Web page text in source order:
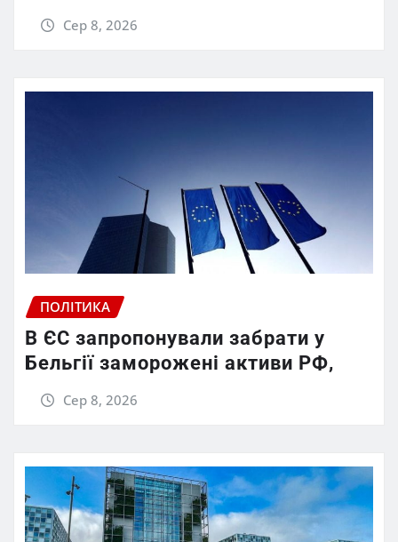
Сер 8, 2026
ПОЛІТИКА
В ЄС запропонували забрати у
Бельгії заморожені активи РФ,
Сер 8, 2026